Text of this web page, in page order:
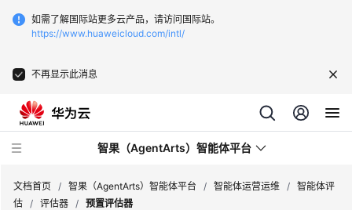
如需了解国际站更多云产品，请访问国际站。
https://www.huaweicloud.com/intl/
不再显示此消息
智果（AgentArts）智能体平台
文档首页 / 智果（AgentArts）智能体平台 / 智能体运营运维 / 智能体评
估 / 评估器 / 预置评估器